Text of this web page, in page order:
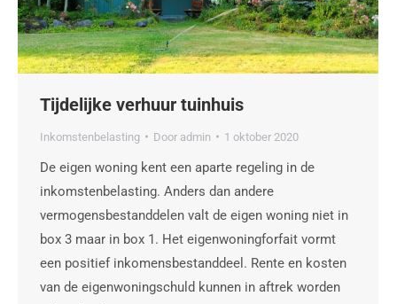
Tijdelijke verhuur tuinhuis
Inkomstenbelasting Door admin 1 oktober 2020
De eigen woning kent een aparte regeling in de
inkomstenbelasting. Anders dan andere
vermogensbestanddelen valt de eigen woning niet in
box 3 maar in box 1. Het eigenwoningforfait vormt
een positief inkomensbestanddeel. Rente en kosten
van de eigenwoningschuld kunnen in aftrek worden